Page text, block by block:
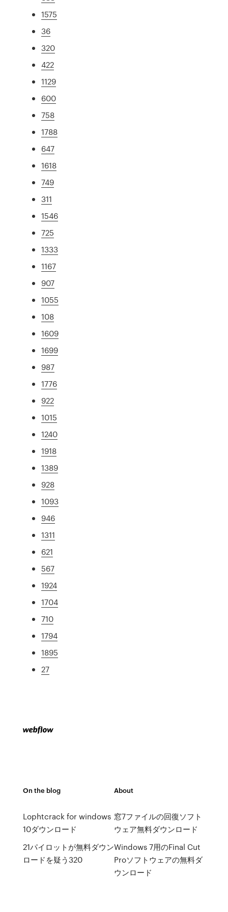
1575
36
320
422
1129
600
758
1788
647
1618
749
311
1546
725
1333
1167
907
1055
108
1609
1699
987
1776
922
1015
1240
1918
1389
928
1093
946
1311
621
567
1924
1704
710
1794
1895
27
On the blog
Lophtcrack for windows
10ダウンロード
21パイロットが無料ダウン
ロードを疑う320
About
窓7ファイルの回復ソフト
ウェア無料ダウンロード
Windows 7用のFinal Cut
Proソフトウェアの無料ダ
ウンロード